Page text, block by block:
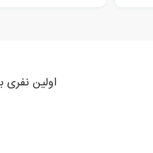
اولین نفری